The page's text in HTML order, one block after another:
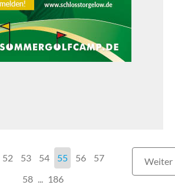
52 53 54 55 56
57
58
186
Weiter